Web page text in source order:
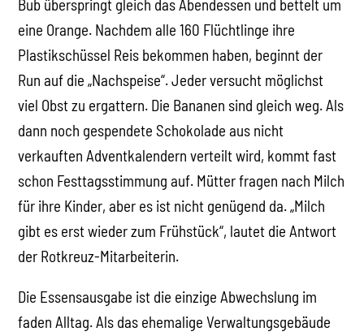
Bub überspringt gleich das Abendessen und bettelt um
eine Orange. Nachdem alle 160 Flüchtlinge ihre
Plastikschüssel Reis bekommen haben, beginnt der
Run auf die „Nachspeise“. Jeder versucht möglichst
viel Obst zu ergattern. Die Bananen sind gleich weg. Als
dann noch gespendete Schokolade aus nicht
verkauften Adventkalendern verteilt wird, kommt fast
schon Festtagsstimmung auf. Mütter fragen nach Milch
für ihre Kinder, aber es ist nicht genügend da. „Milch
gibt es erst wieder zum Frühstück“, lautet die Antwort
der Rotkreuz-Mitarbeiterin.
Die Essensausgabe ist die einzige Abwechslung im
faden Alltag. Als das ehemalige Verwaltungsgebäude